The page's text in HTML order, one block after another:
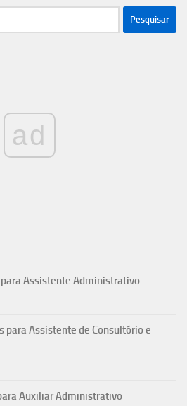
ad
Assistente Administrativo
para Assistente de Consultório e
Auxiliar Administrativo